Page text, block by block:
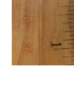
BJ8-208 ALS
BJ8-210 ALS
BJ8-212 ALS
BJ8-214 ALS